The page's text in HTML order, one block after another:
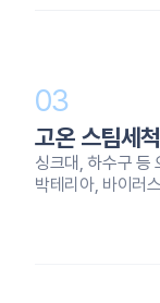
03
고온 스팀세척
싱크대, 하수구
박테리아, 바이러